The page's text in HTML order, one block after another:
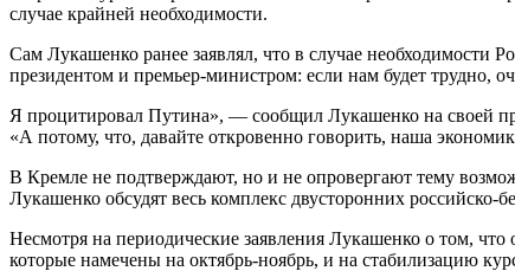
случае крайней необходимости.
Сам Лукашенко ранее заявлял, что в случае необходимости
президентом и премьер-министром: если нам будет трудно,
Я процитировал Путина», — сообщил Лукашенко на своей
«А потому, что, давайте откровенно говорить, наша
В Кремле не подтверждают, но и не опровергают тему
Лукашенко обсудят весь комплекс двусторонних российско-
Несмотря на периодические заявления Лукашенко о том,
которые намечены на октябрь-ноябрь, и на стабилизацию